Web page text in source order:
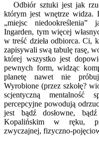
Odbiór sztuki jest jak
którym jest wnętrze widza.
„miejsc
Ingarden, tym więcej
w treść dzieła odbiorca. Ci,
zapisywali swą tabulę rasę,
której wszystko jest
pewnych form, widząc
planetę nawet nie
Wyrobione (przez szkołę?
scjentyczną mentalność
percepcyjne powodują
jest bądź dosłowne,
Kopalińskim w ręku,
zwyczajnej, fizyczno-